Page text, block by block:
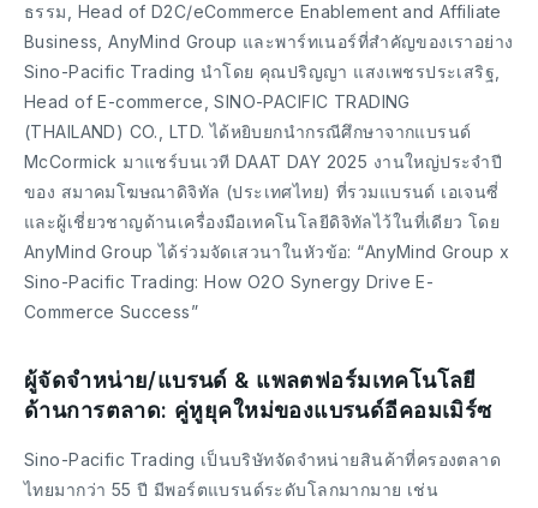
ธรรม, Head of D2C/eCommerce Enablement and Affiliate
Business, AnyMind Group และพาร์ทเนอร์ที่สำคัญของเราอย่าง
Sino-Pacific Trading นำโดย คุณปริญญา แสงเพชรประเสริฐ,
Head of E-commerce, SINO-PACIFIC TRADING
(THAILAND) CO., LTD. ได้หยิบยกนำกรณีศึกษาจากแบรนด์
McCormick มาแชร์บนเวที DAAT DAY 2025 งานใหญ่ประจำปี
ของ สมาคมโฆษณาดิจิทัล (ประเทศไทย) ที่รวมแบรนด์ เอเจนซี่
และผู้เชี่ยวชาญด้านเครื่องมือเทคโนโลยีดิจิทัลไว้ในที่เดียว โดย
AnyMind Group ได้ร่วมจัดเสวนาในหัวข้อ: “AnyMind Group x
Sino-Pacific Trading: How O2O Synergy Drive E-
Commerce Success”
ผู้จัดจำหน่าย/แบรนด์ & แพลตฟอร์มเทคโนโลยี
ด้านการตลาด: คู่หูยุคใหม่ของแบรนด์อีคอมเมิร์ซ
Sino-Pacific Trading เป็นบริษัทจัดจำหน่ายสินค้าที่ครองตลาด
ไทยมากว่า 55 ปี มีพอร์ตแบรนด์ระดับโลกมากมาย เช่น